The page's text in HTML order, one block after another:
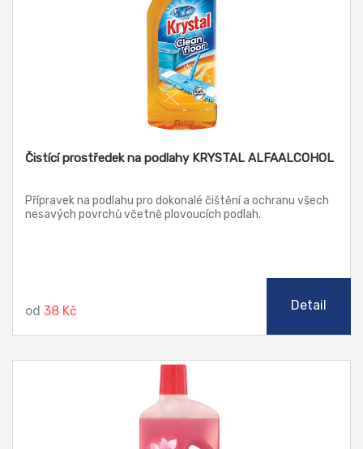
Čistící prostředek na podlahy KRYSTAL ALFAALCOHOL
Přípravek na podlahu pro dokonalé čištění a ochranu všech
nesavých povrchů včetně plovoucích podlah.
od 38 Kč Detail